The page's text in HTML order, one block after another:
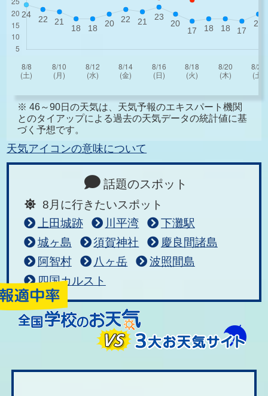
※ 46～90日の天気は、天気予報のエキスパート機関
とのタイアップによる過去の天気データの統計値に基
づく予想です。
天気アイコンの意味について
話題のスポット
8月に行きたいスポット
上田城跡
川平湾
下灘駅
城ヶ島
須賀神社
慶良間諸島
阿智村
八ヶ岳
波照間島
四国カルスト